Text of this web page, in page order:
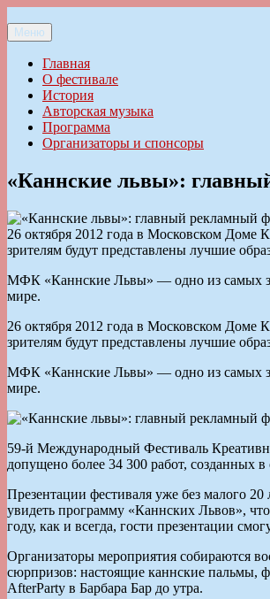
к
содержимому
Ильменский фестиваль авторской песни
Меню
Главная
О фестивале
История
Авторская музыка
Программа
Организаторы и спонсоры
«Каннские львы»:
26 октября 2012 года в Московском Доме
зрителям будут представлены лучшие
МФК «Каннские Львы» — одно из самых
мире.
26 октября 2012 года в Московском Доме
зрителям будут представлены лучшие
МФК «Каннские Львы» — одно из самых
мире.
59-й Международный Фестиваль
допущено более 34 300 работ, созданных
Презентации фестиваля уже без малого
увидеть программу «Каннских Львов»,
году, как и всегда, гости презентации
Организаторы мероприятия собираются
сюрпризов: настоящие каннские пальмы,
AfterParty в Барбара Бар до утра.